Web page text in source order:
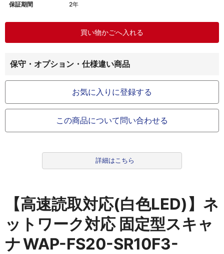
保証期間 2年
保守・オプション・仕様違い商品
お気に入りに登録する
この商品について問い合わせる
詳細はこちら
【高速読取対応(白色LED)】ネ
ットワーク対応 固定型スキャ
ナWAP-FS20-SR10F3-